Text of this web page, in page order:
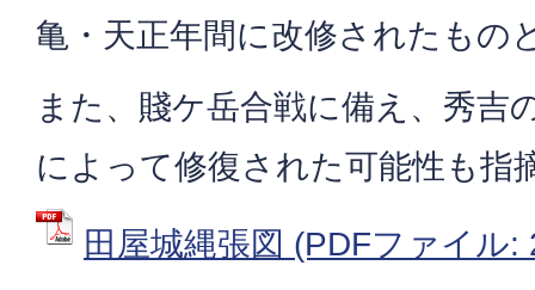
亀・天正年間に改修されたもの
また、賤ケ岳合戦に備え、秀吉
によって修復された可能性も指
田屋城縄張図 (PDFファイル: